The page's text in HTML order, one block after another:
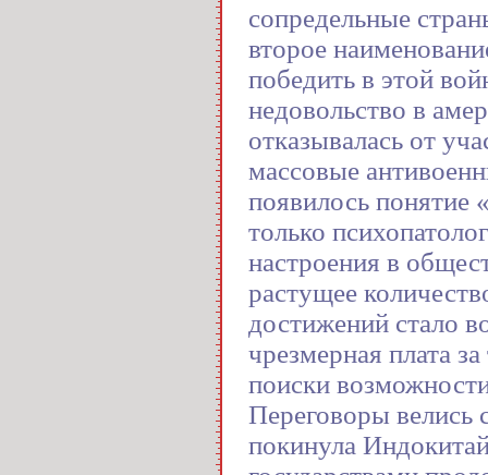
сопредельные
второе
победить в этой
недовольство в
отказывалась от
массовые
появилось понятие
только
настроения в
растущее
достижений стало
чрезмерная плата
поиски
Переговоры велись
покинула